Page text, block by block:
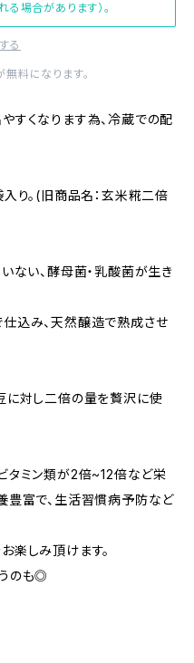
場合があります）。
る
料になります。
くなります為、冷蔵での配
り。(旧商品名：玄米糀二倍
ない、酵母菌・乳酸菌が生き
込み、天然醸造で熟成させ
に対し二倍の量を贅沢に使
タミン類が2倍~12倍など栄
豊富で、生活習慣病予防など
楽しみ頂けます。
のも◎